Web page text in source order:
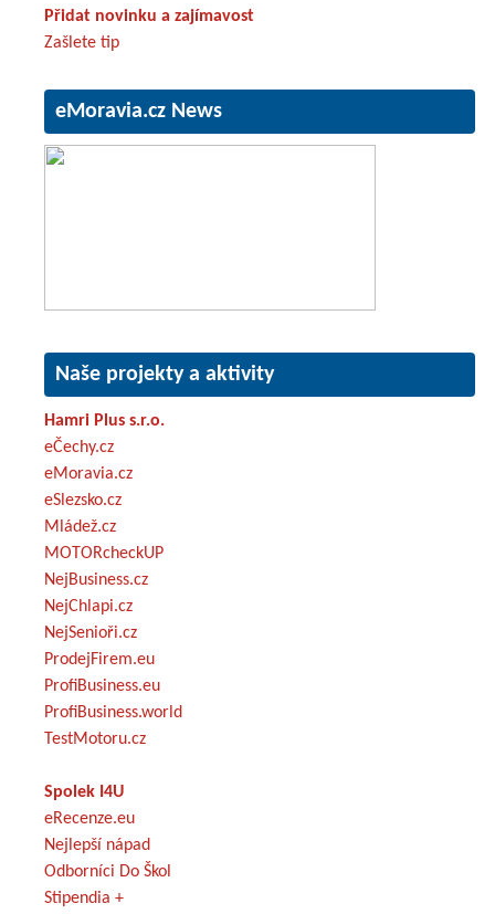
Přidat novinku a zajímavost
Zašlete tip
eMoravia.cz News
Naše projekty a aktivity
Hamri Plus s.r.o.
eČechy.cz
eMoravia.cz
eSlezsko.cz
Mládež.cz
MOTORcheckUP
NejBusiness.cz
NejChlapi.cz
NejSenioři.cz
ProdejFirem.eu
ProfiBusiness.eu
ProfiBusiness.world
TestMotoru.cz
Spolek I4U
eRecenze.eu
Nejlepší nápad
Odborníci Do Škol
Stipendia +